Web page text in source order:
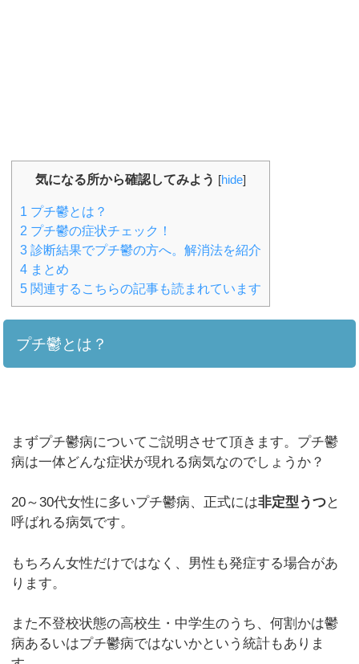
気になる所から確認してみよう [hide]
1 プチ鬱とは？
2 プチ鬱の症状チェック！
3 診断結果でプチ鬱の方へ。解消法を紹介
4 まとめ
5 関連するこちらの記事も読まれています
プチ鬱とは？
まずプチ鬱病についてご説明させて頂きます。プチ鬱
病は一体どんな症状が現れる病気なのでしょうか？
20～30代女性に多いプチ鬱病、正式には非定型うつと
呼ばれる病気です。
もちろん女性だけではなく、男性も発症する場合があ
ります。
また不登校状態の高校生・中学生のうち、何割かは鬱
病あるいはプチ鬱病ではないかという統計もありま